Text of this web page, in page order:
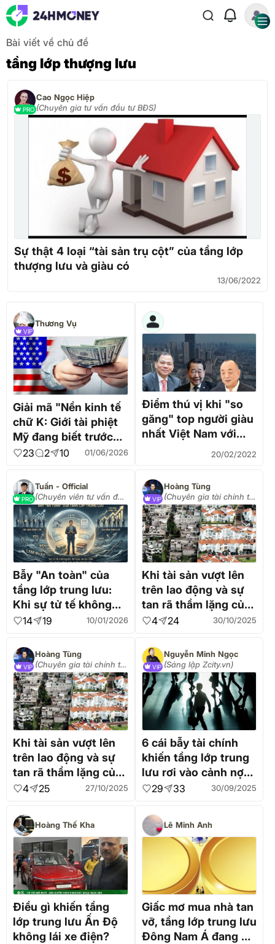
Bài viết về chủ đề
tầng lớp thượng lưu
PRO
Cao Ngọc Hiệp
(Chuyên gia tư vấn đầu tư BĐS)
Sự thật 4 loại “tài sản trụ cột” của tầng lớp
thượng lưu và giàu có
13/06/2022
VIP
Thương Vụ
Giải mã "Nền kinh tế
chữ K: Giới tài phiệt
Mỹ đang biết trước
điều gì mà chúng ta
23 2 10 01/06/2026
Điểm thú vị khi "so
găng" top người giàu
nhất Việt Nam với
Thái Lan, Singapore
20/02/2022
PRO
Tuấn - Official
(Chuyên viên tư vấn đầu
tư)
Bẫy "An toàn" của
tầng lớp trung lưu:
Khi sự tử tế không
cứu được túi tiền
14 19 10/01/2026
VIP
Hoàng Tùng
(Chuyên gia tài chính từ
Singapore)
Khi tài sản vượt lên
trên lao động và sự
tan rã thầm lặng của
tầng lớp trung lưu -
4 24 30/10/2025
VIP
Hoàng Tùng
(Chuyên gia tài chính từ
Singapore)
Khi tài sản vượt lên
trên lao động và sự
tan rã thầm lặng của
tầng lớp trung lưu
4 25 27/10/2025
VIP
Nguyễn Minh Ngọc
(Sáng lập Zcity.vn)
6 cái bẫy tài chính
khiến tầng lớp trung
lưu rơi vào cảnh nợ
nần, phá sản
29 33 30/09/2025
Hoàng Thế Kha
Điều gì khiến tầng
lớp trung lưu Ấn Độ
không lái xe điện?
Lê Minh Anh
Giấc mơ mua nhà tan
vỡ, tầng lớp trung lưu
Đông Nam Á đang bị